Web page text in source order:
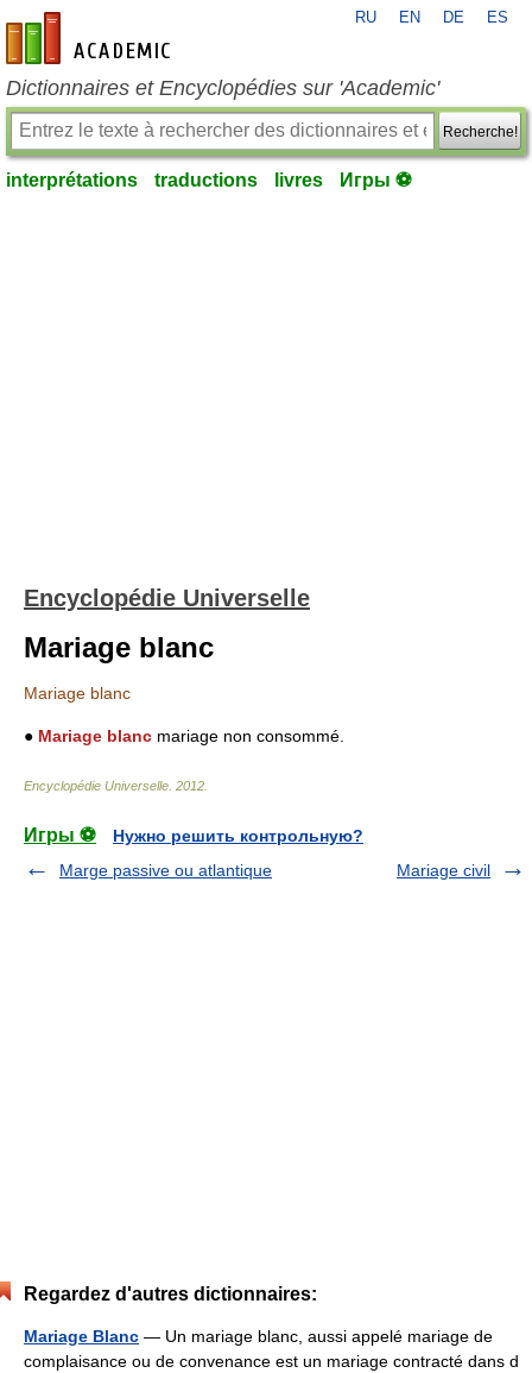
fr-academic.com
RU EN DE ES
Dictionnaires et Encyclopédies sur 'Academic'
Recherche!
interprétations traductions livres Игры ⚽
Encyclopédie Universelle
Mariage blanc
Mariage blanc
● Mariage blanc mariage non consommé.
Encyclopédie Universelle 2012
Игры ⚽
Нужно решить контрольную?
Marge passive ou atlantique
Mariage civil
Regardez d'autres dictionnaires:
Mariage Blanc — Un mariage blanc, aussi appelé mariage de
complaisance ou de convenance est un mariage contracté dans d